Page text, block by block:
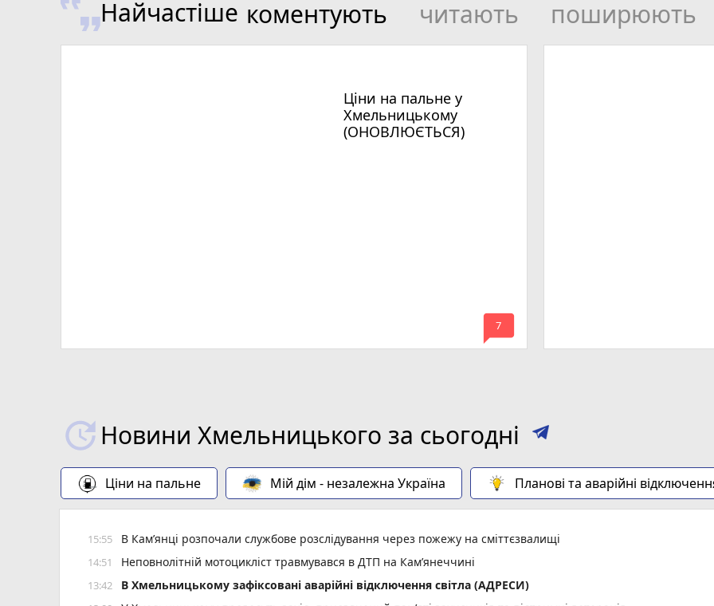
Найчастіше коментують читають поширюють
Ціни на пальне у
Хмельницькому
(ОНОВЛЮЄТЬСЯ)
mode_comment
7
Новини Хмельницького за сьогодні
Ціни на пальне Мій дім - незалежна Україна Планові та аварійні
15:55 В Кам’янці розпочали службове розслідування через пожежу на сміттєзвалищі
14:51 Неповнолітній мотоцикліст травмувався в ДТП на Кам’янеччині
13:42 В Хмельницькому зафіксовані аварійні відключення світла (АДРЕСИ)